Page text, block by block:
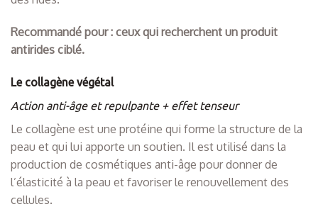
Recommandé pour : ceux qui recherchent un produit
antirides ciblé.
Le collagène végétal
Action anti-âge et repulpante + effet tenseur
Le collagène est une protéine qui forme la structure de la
peau et qui lui apporte un soutien. Il est utilisé dans la
production de cosmétiques anti-âge pour donner de
l’élasticité à la peau et favoriser le renouvellement des
cellules.